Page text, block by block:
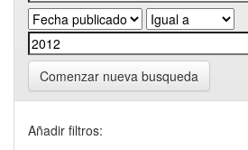
Comenzar nueva busqueda
Añadir filtros: